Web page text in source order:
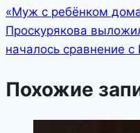
«Муж с ребёнком
Проскурякова
началось сравнение с
Похожие